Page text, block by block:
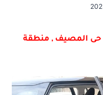
حى المصيف , منطقة